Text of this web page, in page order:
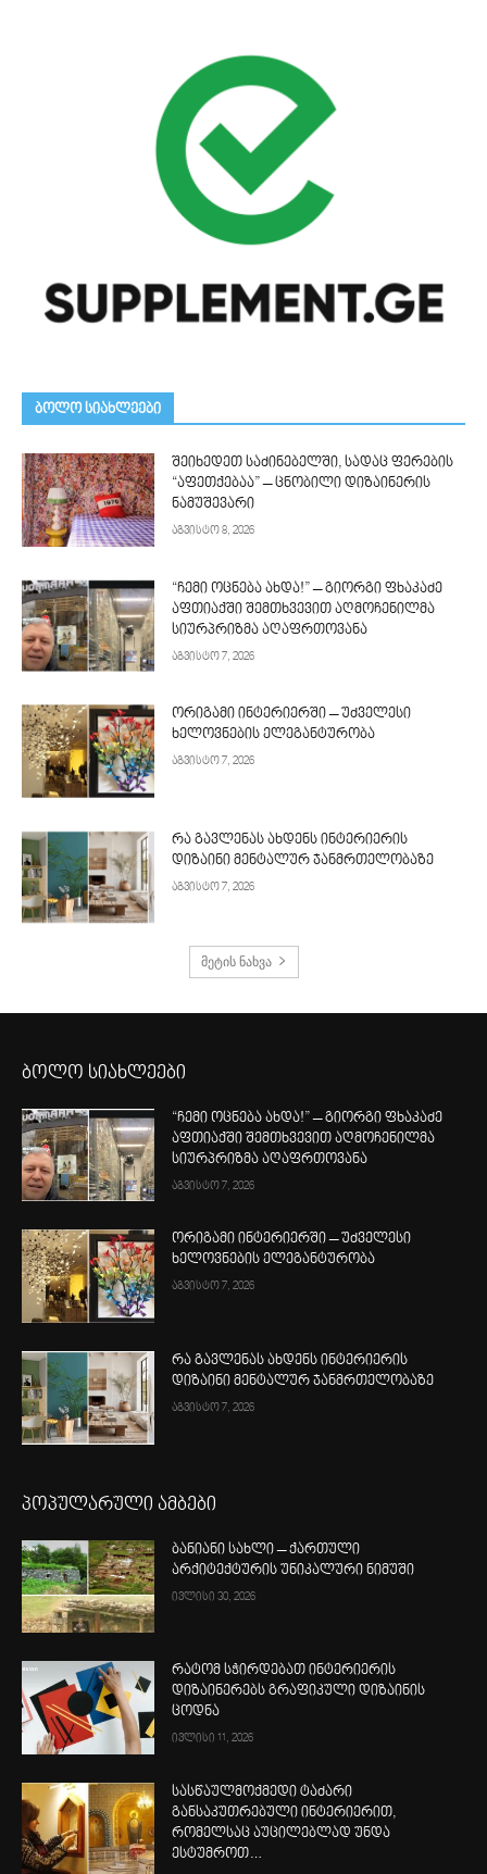
ᲑᲝᲚᲝ ᲡᲘᲐᲮᲚᲔᲔᲑᲘ
შეიხედეთ საძინებელში, სადაც ფერების
“აფეთქებაა” – ცნობილი დიზაინერის
ნამუშევარი
აგვისტო 8, 2026
“ჩემი ოცნება ახდა!” – გიორგი ფხაკაძე
აფთიაქში შემთხვევით აღმოჩენილმა
სიურპრიზმა აღაფრთოვანა
აგვისტო 7, 2026
ორიგამი ინტერიერში – უძველესი
ხელოვნების ელეგანტურობა
აგვისტო 7, 2026
რა გავლენას ახდენს ინტერიერის
დიზაინი მენტალურ ჯანმრთელობაზე
აგვისტო 7, 2026
მეტის ნახვა
ბოლო სიახლეები
“ჩემი ოცნება ახდა!” – გიორგი ფხაკაძე
აფთიაქში შემთხვევით აღმოჩენილმა
სიურპრიზმა აღაფრთოვანა
აგვისტო 7, 2026
ორიგამი ინტერიერში – უძველესი
ხელოვნების ელეგანტურობა
აგვისტო 7, 2026
რა გავლენას ახდენს ინტერიერის
დიზაინი მენტალურ ჯანმრთელობაზე
აგვისტო 7, 2026
პოპულარული ამბები
ბანიანი სახლი – ქართული
არქიტექტურის უნიკალური ნიმუში
ივლისი 30, 2026
რატომ სჭირდებათ ინტერიერის
დიზაინერებს გრაფიკული დიზაინის
ცოდნა
ივლისი 11, 2026
სასწაულმოქმედი ტაძარი
განსაკუთრებული ინტერიერით,
რომელსაც აუცილებლად უნდა
ესტუმროთ…